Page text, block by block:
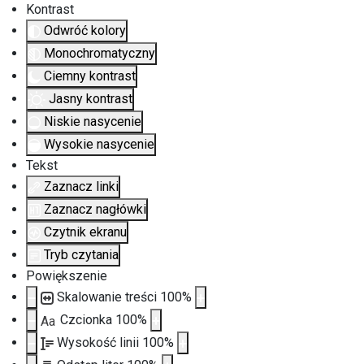
Kontrast
Odwróć kolory
Monochromatyczny
Ciemny kontrast
Jasny kontrast
Niskie nasycenie
Wysokie nasycenie
Tekst
Zaznacz linki
Zaznacz nagłówki
Czytnik ekranu
Tryb czytania
Powiększenie
Skalowanie treści 100%
Aa Czcionka 100%
Wysokość linii 100%